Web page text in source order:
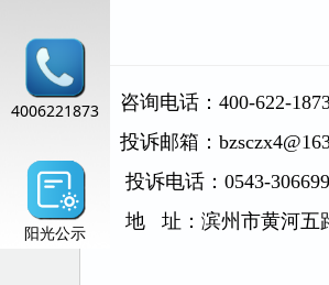
咨询电话：400-622-
投诉邮箱：
投诉电话：0543-
地 址：滨州市黄河五
4006221873
阳光公示